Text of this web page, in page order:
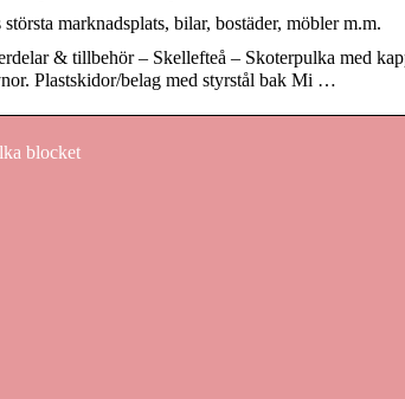
marknadsplats, bilar, bostäder, möbler m.m.
& tillbehör – Skellefteå – Skoterpulka med
Plastskidor/belag med styrstål bak Mi …
blocket